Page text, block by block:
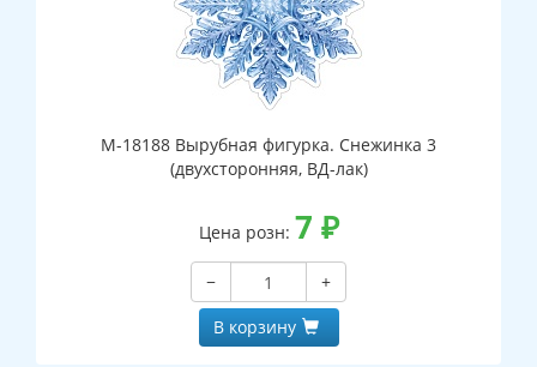
М-18188 Вырубная фигурка. Снежинка 3
(двухсторонняя, ВД-лак)
Цена розн: 7 ₽
−
+
В корзину